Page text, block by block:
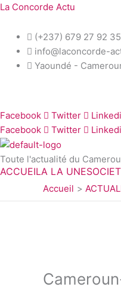
Aller
contenu
La Concorde Actu
(+237) 679 27 92 35
info@laconcorde-
Yaoundé -
Facebook Twitter
Facebook
Twitter
Toute l'actualité du
ACCUEILA LA UNE
Accueil